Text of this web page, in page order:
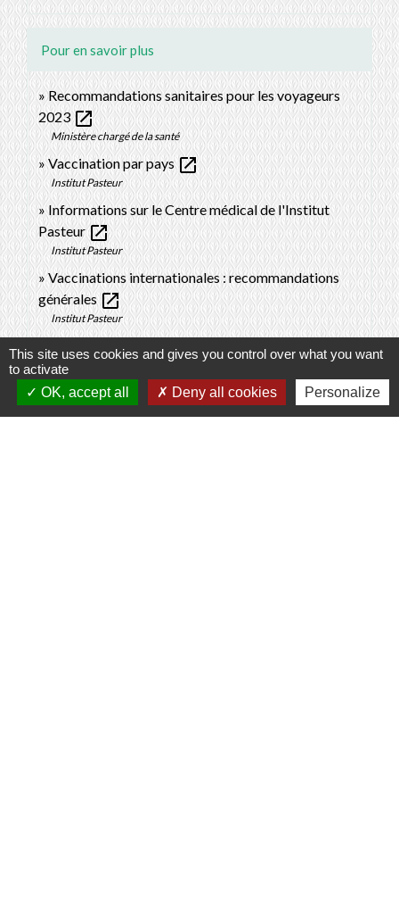
Pour en savoir plus
Recommandations sanitaires pour les voyageurs
2023open_in_new
Ministère chargé de la santé
Vaccination par paysopen_in_new
Institut Pasteur
Informations sur le Centre médical de l'Institut
Pasteuropen_in_new
Institut Pasteur
Vaccinations internationales : recommandations
générales open_in_new
Institut Pasteur
Conseils aux voyageurs open_in_new
Ministère chargé de l'Europe et des affaires étrangères
Zones en provenance desquelles les moyens de
transport sont désinsectisésopen_in_new
This site uses cookies and gives you control over what you want
to activate
OK, accept all
Deny all cookies Personalize